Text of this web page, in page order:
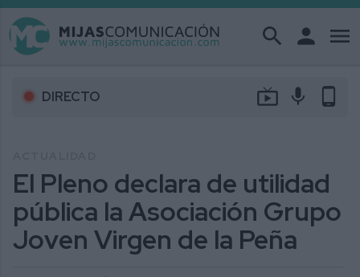
search person menu
DIRECTO live_tv mic phone_android
El Pleno declara de utilidad
pública la Asociación Grupo
Joven Virgen de la Peña